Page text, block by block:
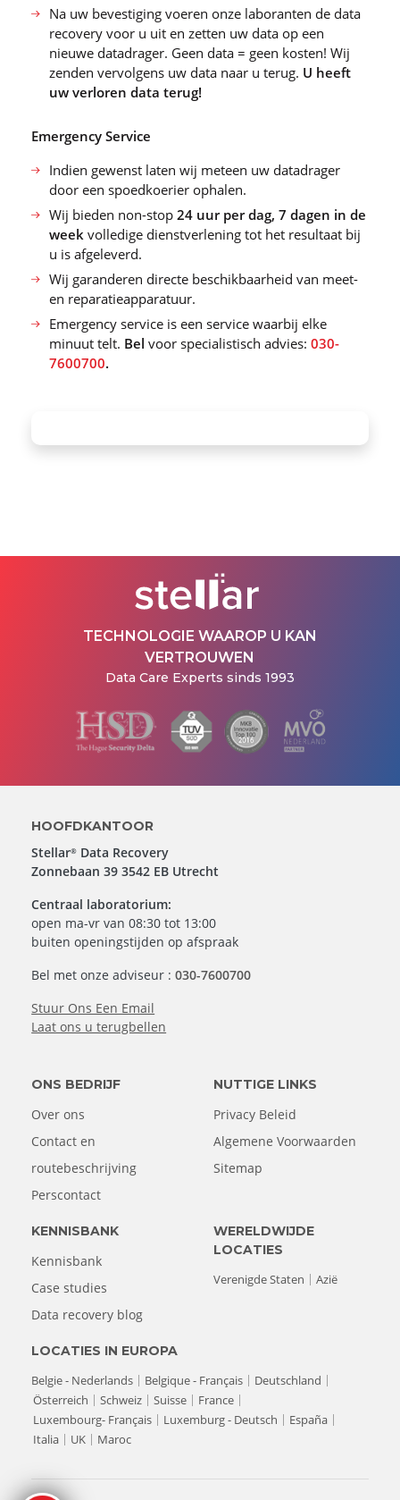
Na uw bevestiging voeren onze laboranten de data
recovery voor u uit en zetten uw data op een
nieuwe datadrager. Geen data = geen kosten! Wij
zenden vervolgens uw data naar u terug. U heeft
uw verloren data terug!
Emergency Service
Indien gewenst laten wij meteen uw datadrager
door een spoedkoerier ophalen.
Wij bieden non-stop24 uur per dag, 7 dagen in de
week volledige dienstverlening tot het resultaat bij
u is afgeleverd.
Wij garanderen directe beschikbaarheid van meet-
en reparatieapparatuur.
Emergency service is een service waarbij elke
minuut telt. Belvoor specialistisch advies:030-
7600700.
TECHNOLOGIE WAAROP U KAN
VERTROUWEN
Data Care Experts sinds 1993
HOOFDKANTOOR
Stellar® Data Recovery
Zonnebaan 39 3542 EB Utrecht
Centraal laboratorium:
open ma-vr van 08:30 tot 13:00
buiten openingstijden op afspraak
Bel met onze adviseur :030-7600700
Stuur Ons Een Email
Laat ons u terugbellen
ONS BEDRIJF
Over ons
Contact en
routebeschrijving
Perscontact
NUTTIGE LINKS
Privacy Beleid
Algemene Voorwaarden
Sitemap
KENNISBANK
Kennisbank
Case studies
Data recovery blog
LOCATIES IN EUROPA
Belgie - Nederlands
Belgique - Français
Deutschland
Österreich
Schweiz Suisse
France
Luxembourg- Français
Luxemburg - Deutsch
España
Italia
UK Maroc
WERELDWIJDE
LOCATIES
Verenigde Staten
Azië